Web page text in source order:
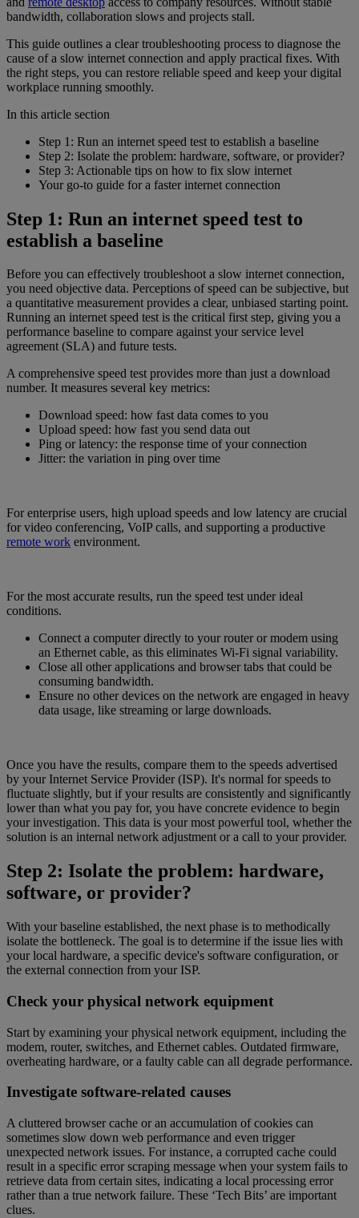
bandwidth, collaboration slows and projects stall.
This guide outlines a clear troubleshooting process to diagnose the
cause of a slow internet connection and apply practical fixes. With
the right steps, you can restore reliable speed and keep your digital
workplace running smoothly.
In this article section
Step 1: Run an internet speed test to establish a baseline
Step 2: Isolate the problem: hardware, software, or provider?
Step 3: Actionable tips on how to fix slow internet
Your go-to guide for a faster internet connection
Step 1: Run an internet speed test to
establish a baseline
Before you can effectively troubleshoot a slow internet connection,
you need objective data. Perceptions of speed can be subjective, but
a quantitative measurement provides a clear, unbiased starting point.
Running an internet speed test is the critical first step, giving you a
performance baseline to compare against your service level
agreement (SLA) and future tests.
A comprehensive speed test provides more than just a download
number. It measures several key metrics:
Download speed: how fast data comes to you
Upload speed: how fast you send data out
Ping or latency: the response time of your connection
Jitter: the variation in ping over time
For enterprise users, high upload speeds and low latency are crucial
for video conferencing, VoIP calls, and supporting a productive
remote work environment.
For the most accurate results, run the speed test under ideal
conditions.
Connect a computer directly to your router or modem using
an Ethernet cable, as this eliminates Wi-Fi signal variability.
Close all other applications and browser tabs that could be
consuming bandwidth.
Ensure no other devices on the network are engaged in heavy
data usage, like streaming or large downloads.
Once you have the results, compare them to the speeds advertised
by your Internet Service Provider (ISP). It's normal for speeds to
fluctuate slightly, but if your results are consistently and significantly
lower than what you pay for, you have concrete evidence to begin
your investigation. This data is your most powerful tool, whether the
solution is an internal network adjustment or a call to your provider.
Step 2: Isolate the problem: hardware,
software, or provider?
With your baseline established, the next phase is to methodically
isolate the bottleneck. The goal is to determine if the issue lies with
your local hardware, a specific device's software configuration, or
the external connection from your ISP.
Check your physical network equipment
Start by examining your physical network equipment, including the
modem, router, switches, and Ethernet cables. Outdated firmware,
overheating hardware, or a faulty cable can all degrade performance.
Investigate software-related causes
A cluttered browser cache or an accumulation of cookies can
sometimes slow down web performance and even trigger
unexpected network issues. For instance, a corrupted cache could
result in a specific error scraping message when your system fails to
retrieve data from certain sites, indicating a local processing error
rather than a true network failure. These ‘Tech Bits’ are important
clues.